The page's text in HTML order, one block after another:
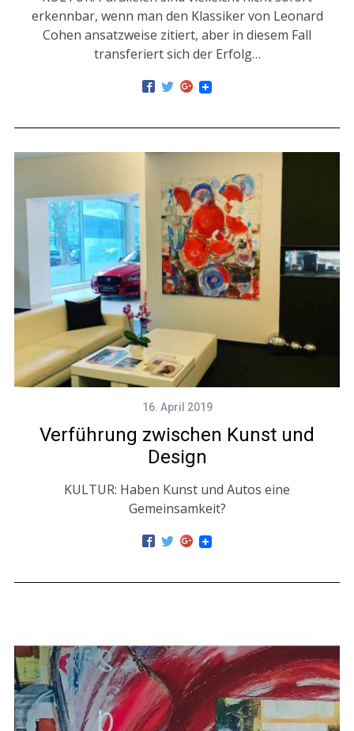
erkennbar, wenn man den Klassiker von Leonard
Cohen ansatzweise zitiert, aber in diesem Fall
transferiert sich der Erfolg…
16. April 2019
Verführung zwischen Kunst und
Design
KULTUR: Haben Kunst und Autos eine
Gemeinsamkeit?